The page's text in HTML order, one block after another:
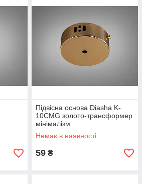
Підвісна основа Diasha K-
10CMG золото-трансформер
мінімалізм
Немає в наявності
59 ₴